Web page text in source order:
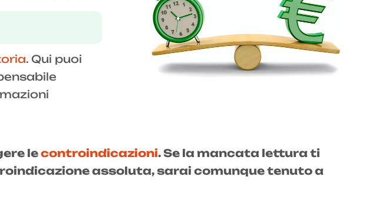
. Qui puoi
lecontroindicazioni. Se la mancata lettura ti
assoluta, sarai comunque tenuto a